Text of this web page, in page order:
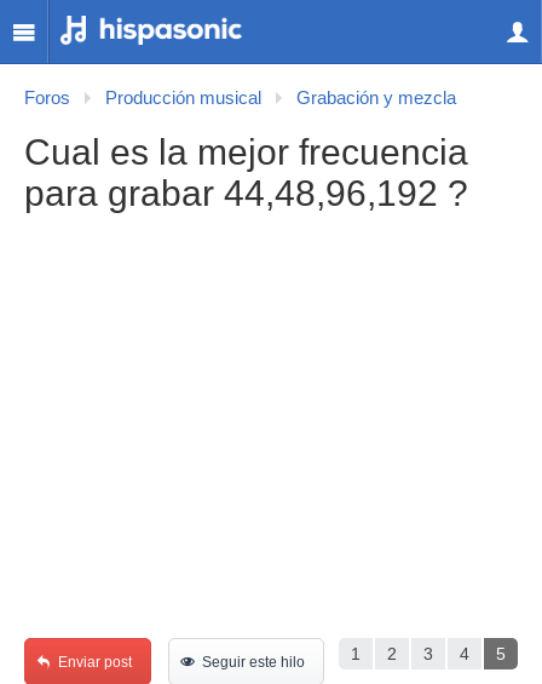
Foros Producción musical Grabación y mezcla
Cual es la mejor frecuencia
para grabar 44,48,96,192 ?
1 2 3 4 5
Enviar post Seguir este hilo